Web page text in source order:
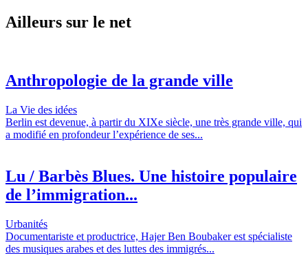
Ailleurs sur le net
Anthropologie de la grande ville
La Vie des idées
Berlin est devenue, à partir du XIXe siècle, une très grande ville, qui
a modifié en profondeur l’expérience de ses...
Lu / Barbès Blues. Une histoire populaire
de l’immigration...
Urbanités
Documentariste et productrice, Hajer Ben Boubaker est spécialiste
des musiques arabes et des luttes des immigrés...